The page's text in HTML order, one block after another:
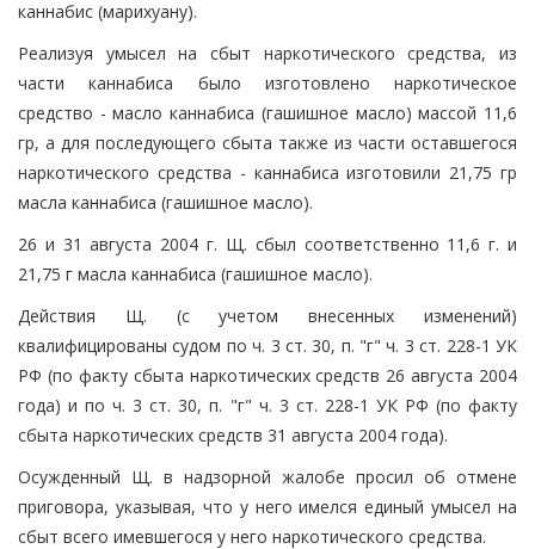
каннабис (марихуану).
Реализуя умысел на сбыт наркотического средства, из
части каннабиса было изготовлено наркотическое
средство - масло каннабиса (гашишное масло) массой 11,6
гр, а для последующего сбыта также из части оставшегося
наркотического средства - каннабиса изготовили 21,75 гр
масла каннабиса (гашишное масло).
26 и 31 августа 2004 г. Щ. сбыл соответственно 11,6 г. и
21,75 г масла каннабиса (гашишное масло).
Действия Щ. (с учетом внесенных изменений)
квалифицированы судом по ч. 3 ст. 30, п. "г" ч. 3 ст. 228-1 УК
РФ (по факту сбыта наркотических средств 26 августа 2004
года) и по ч. 3 ст. 30, п. "г" ч. 3 ст. 228-1 УК РФ (по факту
сбыта наркотических средств 31 августа 2004 года).
Осужденный Щ. в надзорной жалобе просил об отмене
приговора, указывая, что у него имелся единый умысел на
сбыт всего имевшегося у него наркотического средства.